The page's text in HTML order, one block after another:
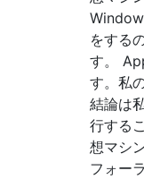
をする
す。
す。私
結論は
行する
想マシ
フォー